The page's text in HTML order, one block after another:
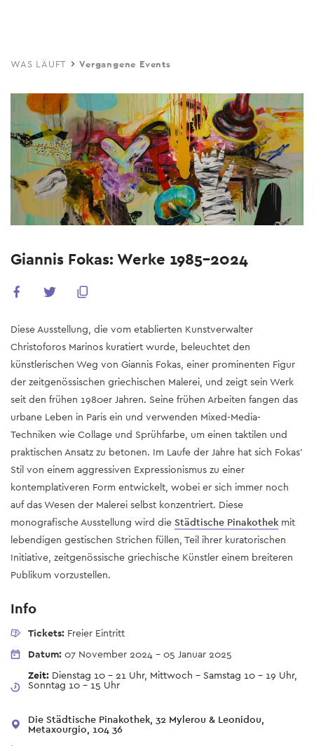
main
WAS LÄUFT Vergangene Events
Giannis Fokas: Werke 1985-2024
Diese Ausstellung, die vom etablierten Kunstverwalter
Christoforos Marinos kuratiert wurde, beleuchtet den
künstlerischen Weg von Giannis Fokas, einer prominenten Figur
der zeitgenössischen griechischen Malerei, und zeigt sein Werk
seit den frühen 1980er Jahren. Seine frühen Arbeiten fangen das
urbane Leben in Paris ein und verwenden Mixed-Media-
Techniken wie Collage und Sprühfarbe, um einen taktilen und
praktischen Ansatz zu betonen. Im Laufe der Jahre hat sich Fokas'
Stil von einem aggressiven Expressionismus zu einer
kontemplativeren Form entwickelt, wobei er sich immer noch
auf das Wesen der Malerei selbst konzentriert. Diese
monografische Ausstellung wird die Städtische Pinakothek mit
lebendigen gestischen Strichen füllen, Teil ihrer kuratorischen
Initiative, zeitgenössische griechische Künstler einem breiteren
Publikum vorzustellen.
Info
Tickets: Freier Eintritt
Datum: 07 November 2024 - 05 Januar 2025
Zeit: Dienstag 10 - 21 Uhr, Mittwoch - Samstag 10 - 19 Uhr,
Sonntag 10 - 15 Uhr
Die Städtische Pinakothek, 32 Mylerou & Leonidou,
Metaxourgio, 104 36